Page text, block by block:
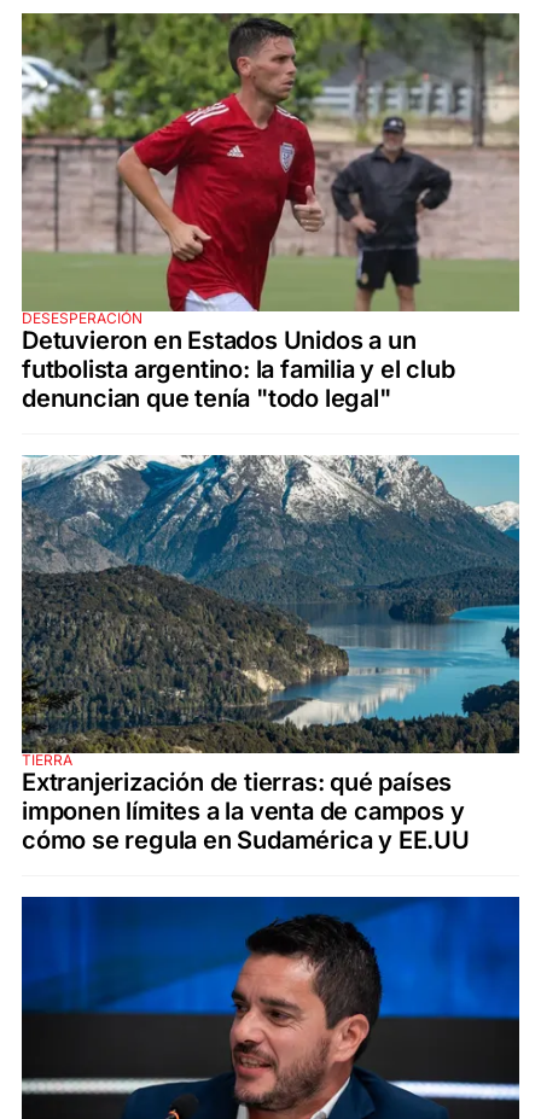
DESESPERACIÓN
Detuvieron en Estados Unidos a un
futbolista argentino: la familia y el club
denuncian que tenía "todo legal"
TIERRA
Extranjerización de tierras: qué países
imponen límites a la venta de campos y
cómo se regula en Sudamérica y EE.UU